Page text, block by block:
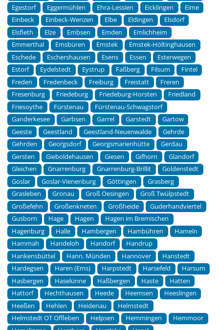
Egestorf Eggermühlen Ehra-Lessien Eicklingen
Eime
Einbeck
Einbeck-Wenzen Elbe Eldingen
Elsdorf
Elsfleth
Elze Embsen Emden
Emlichheim
Emmerthal
Emsbüren Emstek
Emstek-Höltinghausen
Eschede
Eschershausen Esens Essen
Esterwegen
Estorf
Eydelstedt Eystrup Faßberg Filsum
Fintel
Freden
Fredenbeck Freiburg Freistatt
Freren
Fresenburg
Friedeburg Friedeburg-Horsten
Friedland
Friesoythe
Fürstenau
Fürstenau-Schwagstorf
Ganderkesee
Garbsen Garrel Garstedt
Gartow
Geeste
Geestland Geestland-Neuenwalde
Gehrde
Gehrden
Georgsdorf Georgsmarienhütte
Gerdau
Gersten
Gieboldehausen Giesen Gifhorn
Glandorf
Gleichen
Gnarrenburg Gnarrenburg-Brillit
Goldenstedt
Goslar
Goslar-Vienenburg Göttingen
Grasberg
Grasleben
Gronau Groß Oesingen
Groß Twülpstedt
Großefehn
Großenkneten Großheide
Guderhandviertel
Gusborn
Hage Hagen
Hagen im Bremischen
Hagenburg
Halle Hambergen Hambühren
Hameln
Hammah
Handeloh Handorf
Handrup
Hankensbüttel
Hann. Münden Hannover
Hanstedt
Hardegsen
Haren (Ems) Harpstedt Harsefeld
Harsum
Hasbergen
Haselünne Haßbergen Haste
Hatten
Hattorf
Hechthausen Heede Heemsen
Heeslingen
Heeßen
Hehlen Heidenau
Helmstedt
Helmstedt OT Offleben
Helpsen Hemmingen
Hemmoor